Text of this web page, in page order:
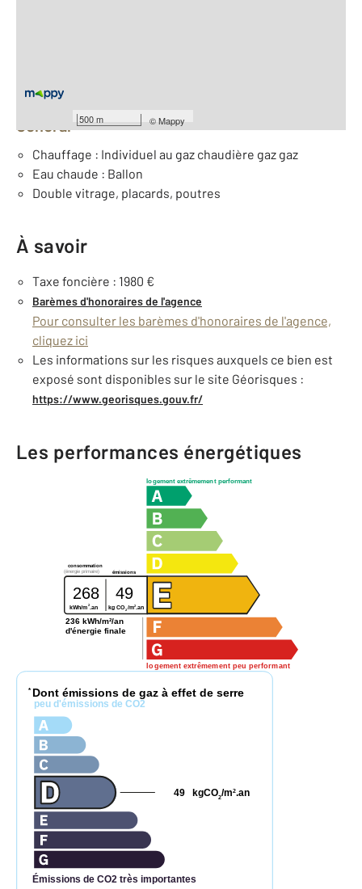
500 m ©Mappy
Équipements
Général
Chauffage : Individuel au gaz chaudière gaz gaz
Eau chaude : Ballon
Double vitrage, placards, poutres
À savoir
Taxe foncière : 1980 €
Barèmes d'honoraires de l'agence
Pour consulter les barèmes d'honoraires de l'agence,
cliquez ici
Les informations sur les risques auxquels ce bien est
exposé sont disponibles sur le site Géorisques :
https://www.georisques.gouv.fr/
Les performances énergétiques
logement extrêmement performant
logement extrêmement peu performant
consommation
émissions
(énergie primaire)
268 49
kWh/m2.an kg CO2/m2 .an
236 kWh/m²/an
d'énergie finale
* Dont émissions de gaz à effet de serre
peu d'émissions de CO2
Émissions de CO2 très importantes
kgCO2/m2.an
49